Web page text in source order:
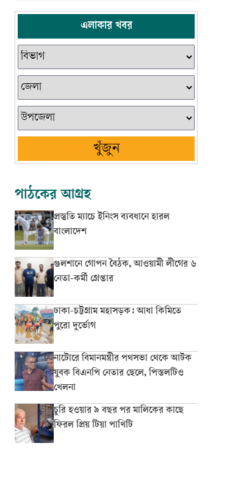
এলাকার খবর
খুঁজুন
পাঠকের আগ্রহ
প্রস্তুতি ম্যাচে ইনিংস ব্যবধানে হারল
বাংলাদেশ
গুলশানে গোপন বৈঠক, আওয়ামী লীগের ৬
নেতা-কর্মী গ্রেপ্তার
ঢাকা-চট্টগ্রাম মহাসড়ক: আধা কিমিতে
পুরো দুর্ভোগ
নাটোরে বিমানমন্ত্রীর পথসভা থেকে আটক
যুবক বিএনপি নেতার ছেলে, পিস্তলটিও
খেলনা
চুরি হওয়ার ৯ বছর পর মালিকের কাছে
ফিরল প্রিয় টিয়া পাখিটি